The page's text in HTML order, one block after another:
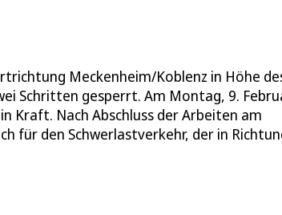
Meckenheim/Koblenz in Höhe
Schritten gesperrt. Am Montag, 9.
Kraft. Nach Abschluss der Arbeiten am
für den Schwerlastverkehr, der in